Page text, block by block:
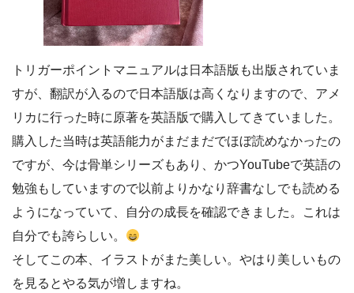
トリガーポイントマニュアルは日本語版も出版されていま
すが、翻訳が入るので日本語版は高くなりますので、アメ
リカに行った時に原著を英語版で購入してきていました。
購入した当時は英語能力がまだまだでほぼ読めなかったの
ですが、今は骨単シリーズもあり、かつYouTubeで英語の
勉強もしていますので以前よりかなり辞書なしでも読める
ようになっていて、自分の成長を確認できました。これは
自分でも誇らしい。
そしてこの本、イラストがまた美しい。やはり美しいもの
を見るとやる気が増しますね。